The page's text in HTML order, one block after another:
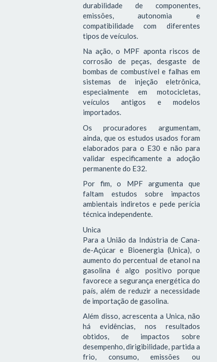
durabilidade de componentes,
emissões, autonomia e
compatibilidade com diferentes
tipos de veículos.
Na ação, o MPF aponta riscos de
corrosão de peças, desgaste de
bombas de combustível e falhas em
sistemas de injeção eletrônica,
especialmente em motocicletas,
veículos antigos e modelos
importados.
Os procuradores argumentam,
ainda, que os estudos usados foram
elaborados para o E30 e não para
validar especificamente a adoção
permanente do E32.
Por fim, o MPF argumenta que
faltam estudos sobre impactos
ambientais indiretos e pede perícia
técnica independente.
Unica
Para a União da Indústria de Cana-
de-Açúcar e Bioenergia (Unica), o
aumento do percentual de etanol na
gasolina é algo positivo porque
favorece a segurança energética do
país, além de reduzir a necessidade
de importação de gasolina.
Além disso, acrescenta a Unica, não
há evidências, nos resultados
obtidos, de impactos sobre
desempenho, dirigibilidade, partida a
frio, consumo, emissões ou